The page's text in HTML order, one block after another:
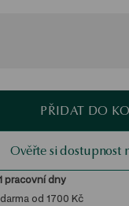
PŘIDAT DO
Ověřte si dostupnost
pracovní dny
od 1700 Kč